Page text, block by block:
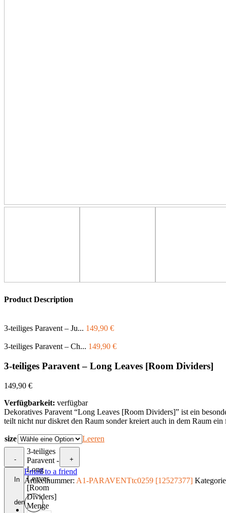
Product Description
3-teiliges Paravent – Ju... 149,90 €
3-teiliges Paravent – Ch... 149,90 €
3-teiliges Paravent – Long Leaves [Room Dividers]
149,90 €
Verfügbarkeit: verfügbar
Dekoratives Paravent “Long Leaves [Room Dividers]” ist ein
teilt nicht nur diskret den Raum sonder kreiert auch in dem Raum ein
size Leeren
-
3-teiliges
Paravent -
Long
Leaves
[Room
Dividers]
Menge
+
In
den
Email to a friend
Artikelnummer: A1-PARAVENTtc0259 [12527377]